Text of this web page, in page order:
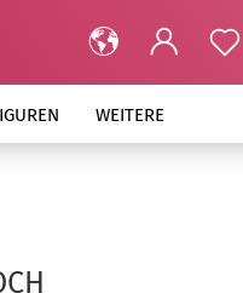
WEITERE